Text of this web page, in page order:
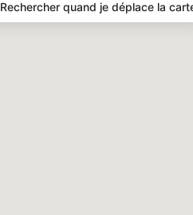
Rechercher quand je déplace la